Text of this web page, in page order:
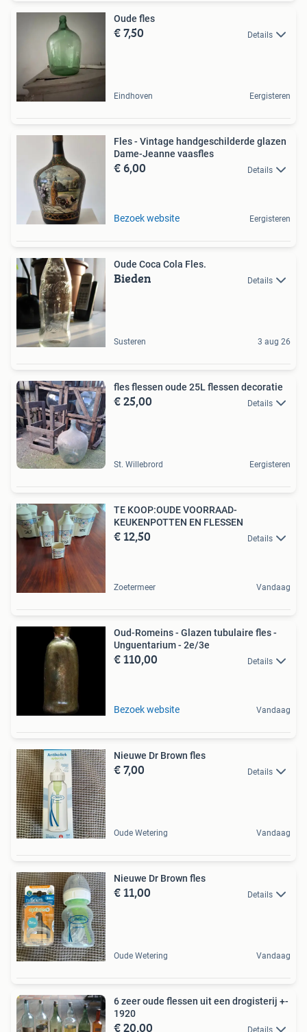
Oude fles
€ 7,50 Details
Eindhoven Eergisteren
Fles - Vintage handgeschilderde glazen
Dame-Jeanne vaasfles
€ 6,00 Details
Bezoek website Eergisteren
Oude Coca Cola Fles.
Bieden Details
Susteren 3 aug 26
fles flessen oude 25L flessen decoratie
€ 25,00 Details
St. Willebrord Eergisteren
TE KOOP:OUDE VOORRAAD-
KEUKENPOTTEN EN FLESSEN
€ 12,50 Details
Zoetermeer Vandaag
Oud-Romeins - Glazen tubulaire fles -
Unguentarium - 2e/3e
€ 110,00 Details
Bezoek website Vandaag
Nieuwe Dr Brown fles
€ 7,00 Details
Oude Wetering Vandaag
Nieuwe Dr Brown fles
€ 11,00 Details
Oude Wetering Vandaag
6 zeer oude flessen uit een drogisterij +-
1920
€ 20,00 Details